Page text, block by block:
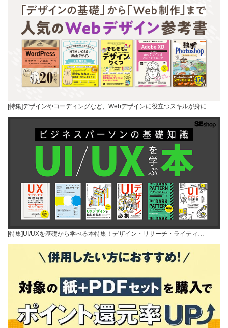
[特集]デザインやコーディングなど、Webデザインに役立つスキルが身に…
[特集]UI/UXを基礎から学べる本特集！デザイン・リサーチ・ライティ…